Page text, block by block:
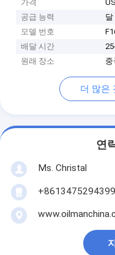
가격
공급 능력
달
모델 번호
배달 시간
원래 장소
중
더 많은
연
Ms. Christal
+8613475294399